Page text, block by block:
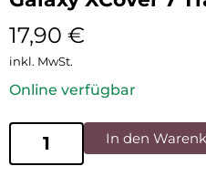
17,90 €
inkl. MwSt.
Online verfügbar
In den